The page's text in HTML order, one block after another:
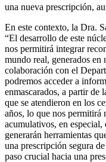
una nueva prescripción,
En este contexto, la Dra.
“El desarrollo de este
nos permitirá integrar
mundo real, generados en
colaboración con el
podremos acceder a
enmascarados, a partir de
que se atendieron en los
años, lo que nos permitirá
acumulativos, en especial,
generarán herramientas
una prescripción segura
paso crucial hacia una